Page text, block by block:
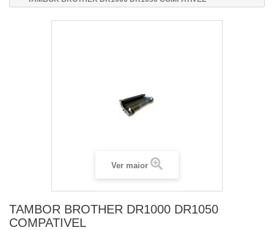
Ver maior
TAMBOR BROTHER DR1000 DR1050
COMPATIVEL